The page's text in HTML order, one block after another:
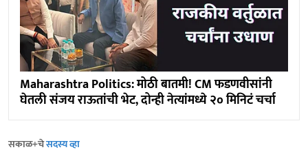
Maharashtra Politics: मोठी बातमी! CM फडणवीसांनी
घेतली संजय राऊतांची भेट, दोन्ही नेत्यांमध्ये २० मिनिटं चर्चा
सकाळ+चेसदस्य व्हा